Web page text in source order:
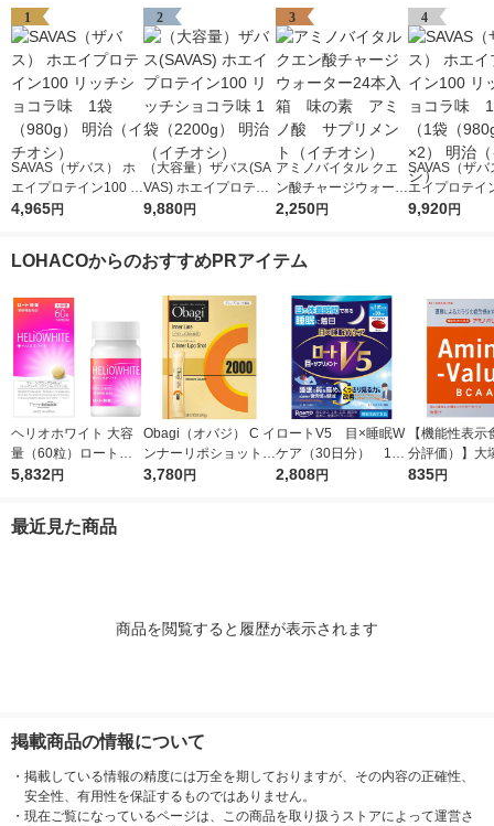
1
SAVAS（ザバス） ホ
エイプロテイン100 リ
ッチショコラ味 1袋
4,965円
2
（大容量）ザバス(SA
VAS) ホエイプロテイ
ン100 リッチショコラ
9,880円
3
アミノバイタル クエ
ン酸チャージウォータ
ー24本入箱 味の
2,250円
4
SAVAS（ザバ
エイプロテイ
ッチショコ
9,920円
LOHACOからのおすすめPRアイテム
ヘリオホワイト 大容
量（60粒）ロート製
薬 サプリメント
5,832円
Obagi（オバジ） C イ
ンナーリポショット 7
0g×28本入 ロート製
3,780円
ロートV5 目×睡眠W
ケア（30日分） 1個
（30粒入） ロート
2,808円
【機能性表示
分評価）】大
アミノバリュ
835円
最近見た商品
商品を閲覧すると履歴が表示されます
掲載商品の情報について
・ 掲載している情報の精度には万全を期しておりますが、その内容の正確性、
安全性、有用性を保証するものではありません。
・ 現在ご覧になっているページは、この商品を取り扱うストアによって運営さ